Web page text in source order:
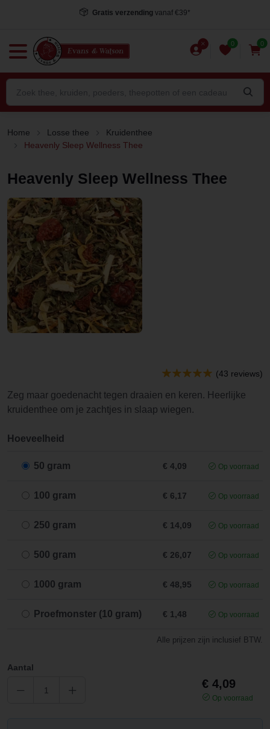
Gratis verzending vanaf €39*
0 0
Home Losse thee
Kruidenthee
Heavenly Sleep Wellness Thee
Heavenly Sleep Wellness Thee
(43 reviews)
Zeg maar goedenacht tegen draaien en keren. Heerlijke
kruidenthee om je zachtjes in slaap wiegen.
Hoeveelheid
50 gram € 4,09 Op voorraad
100 gram € 6,17 Op voorraad
250 gram € 14,09 Op voorraad
500 gram € 26,07 Op voorraad
1000 gram € 48,95 Op voorraad
Proefmonster (10 gram) € 1,48 Op voorraad
Alle prijzen zijn inclusief BTW.
Aantal
€ 4,09
Op voorraad